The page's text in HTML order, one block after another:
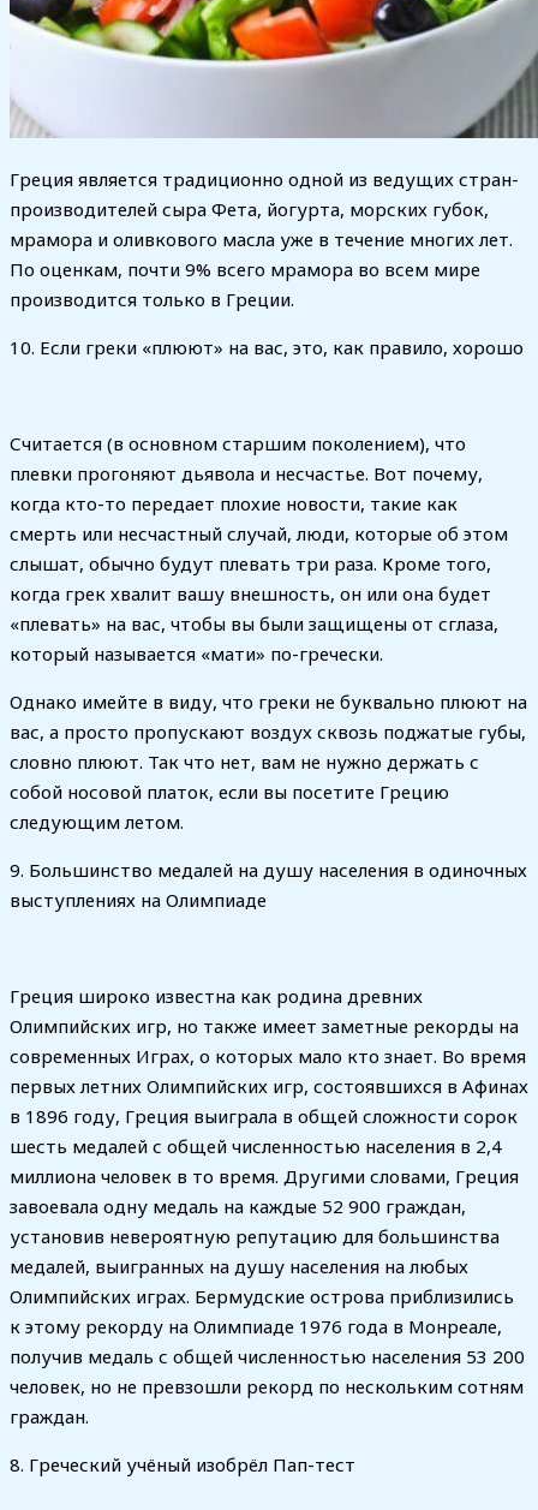
Греция является традиционно одной из ведущих стран-
производителей сыра Фета, йогурта, морских губок,
мрамора и оливкового масла уже в течение многих лет.
По оценкам, почти 9% всего мрамора во всем мире
производится только в Греции.
10. Если греки «плюют» на вас, это, как правило, хорошо
Считается (в основном старшим поколением), что
плевки прогоняют дьявола и несчастье. Вот почему,
когда кто-то передает плохие новости, такие как
смерть или несчастный случай, люди, которые об этом
слышат, обычно будут плевать три раза. Кроме того,
когда грек хвалит вашу внешность, он или она будет
«плевать» на вас, чтобы вы были защищены от сглаза,
который называется «мати» по-гречески.
Однако имейте в виду, что греки не буквально плюют на
вас, а просто пропускают воздух сквозь поджатые губы,
словно плюют. Так что нет, вам не нужно держать с
собой носовой платок, если вы посетите Грецию
следующим летом.
9. Большинство медалей на душу населения в одиночных
выступлениях на Олимпиаде
Греция широко известна как родина древних
Олимпийских игр, но также имеет заметные рекорды на
современных Играх, о которых мало кто знает. Во время
первых летних Олимпийских игр, состоявшихся в Афинах
в 1896 году, Греция выиграла в общей сложности сорок
шесть медалей с общей численностью населения в 2,4
миллиона человек в то время. Другими словами, Греция
завоевала одну медаль на каждые 52 900 граждан,
установив невероятную репутацию для большинства
медалей, выигранных на душу населения на любых
Олимпийских играх. Бермудские острова приблизились
к этому рекорду на Олимпиаде 1976 года в Монреале,
получив медаль с общей численностью населения 53 200
человек, но не превзошли рекорд по нескольким сотням
граждан.
8. Греческий учёный изобрёл Пап-тест